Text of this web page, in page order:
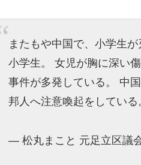
またもや中国で、小学生
小学生。 女児が胸に深い
事件が多発している。 中
邦人へ注意喚起をしている
— 松丸まこと 元足立区議